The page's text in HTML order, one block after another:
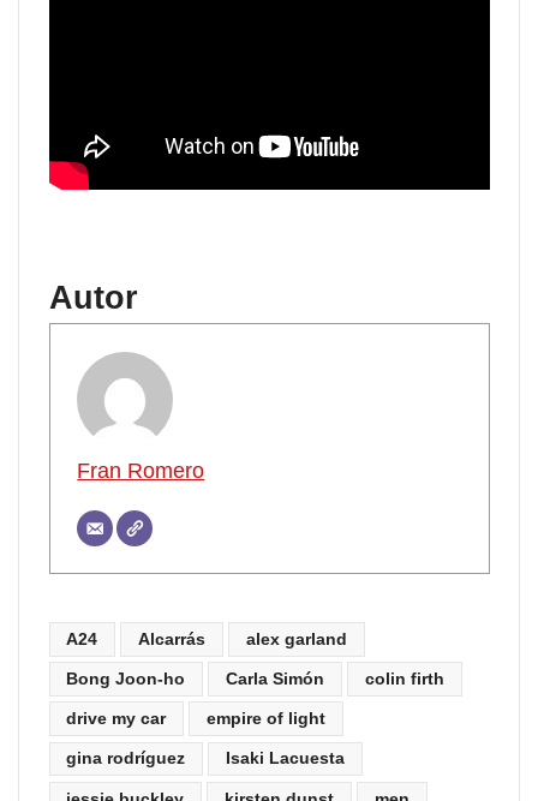
Autor
Fran Romero
A24 Alcarrás alex garland
Bong Joon-ho Carla Simón colin firth
drive my car empire of light
gina rodríguez Isaki Lacuesta